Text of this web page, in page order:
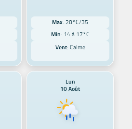
Max: 28°C/35
Min: 14 à 17°C
Vent:Calme
Lun
10 Août